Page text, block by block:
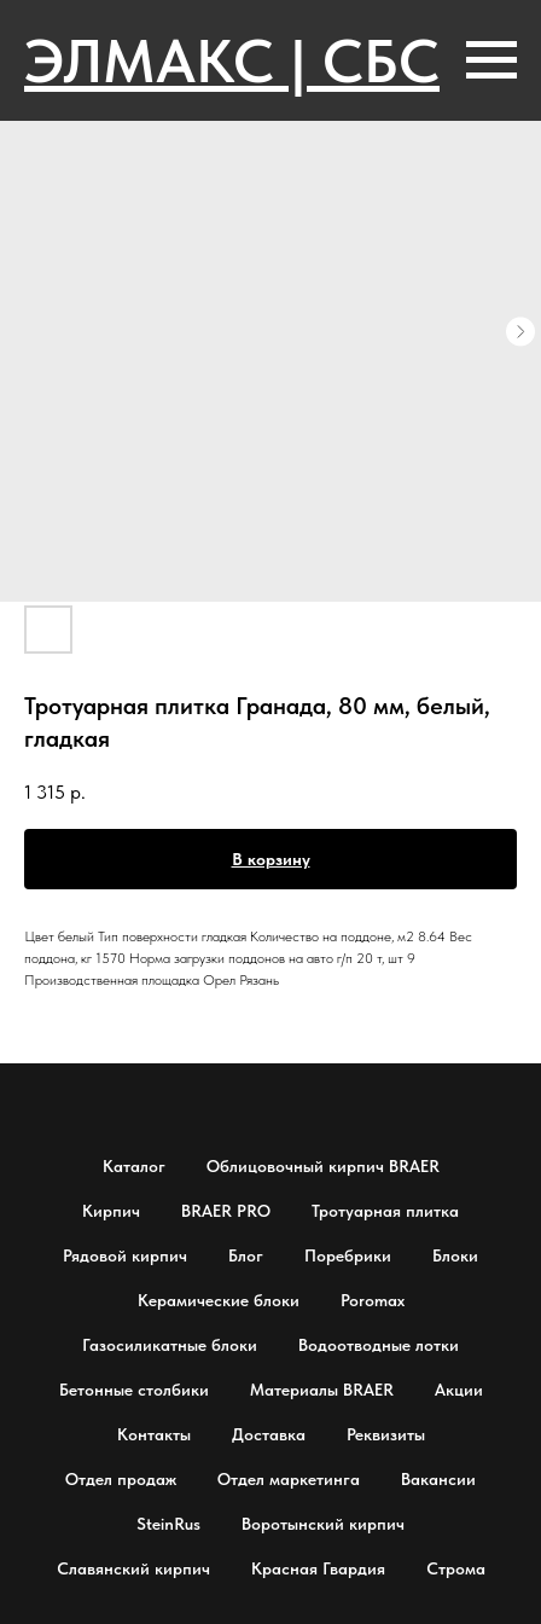
ЭЛМАКС | СБС
Тротуарная плитка Гранада, 80 мм, белый,
гладкая
1 315 р.
В корзину
Цвет белый Тип поверхности гладкая Количество на поддоне, м2 8.64 Вес
поддона, кг 1570 Норма загрузки поддонов на авто г/п 20 т, шт 9
Производственная площадка Орел Рязань
Каталог Облицовочный кирпич BRAER
Кирпич BRAER PRO Тротуарная плитка
Рядовой кирпич Блог Поребрики Блоки
Керамические блоки Poromax
Газосиликатные блоки Водоотводные лотки
Бетонные столбики Материалы BRAER Акции
Контакты Доставка Реквизиты
Отдел продаж Отдел маркетинга Вакансии
SteinRus Воротынский кирпич
Славянский кирпич Красная Гвардия Строма